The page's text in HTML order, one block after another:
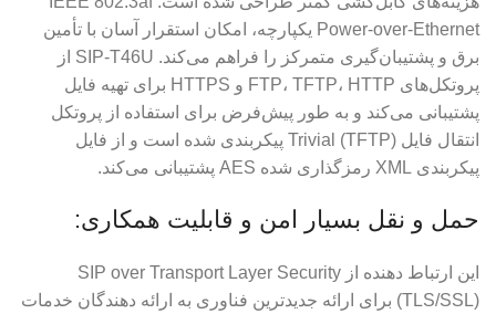
Power-over-Ethernet یکپارچه، امکان استقرار آسان با تأمین
برق و پشتیبان‌گیری متمرکز را فراهم می‌کند. SIP-T46U از
پروتکل‌های FTP، TFTP، HTTP و HTTPS برای تهیه فایل
پشتیبانی می‌کند و به طور پیش‌فرض برای استفاده از پروتکل
انتقال فایل Trivial (TFTP) پیکربندی شده است و از فایل
پیکربندی XML رمزگذاری شده AES پشتیبانی می‌کند.
حمل و نقل بسیار امن و قابلیت همکاری:
این ارتباط دهنده از SIP over Transport Layer Security
(TLS/SSL) برای ارائه جدیدترین فناوری به ارائه دهندگان خدمات